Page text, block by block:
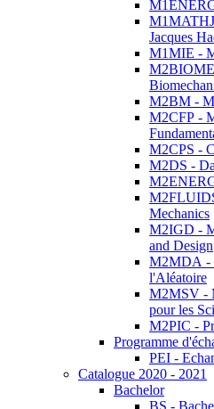
Jacques
M1MIE -
M2BM -
M2CFP -
M2CPS -
M2DS -
Mechanics
M2IGD -
and Design
M2MDA -
l'Aléatoire
M2MSV -
pour les
M2PIC -
Programme
PEI -
Catalogue 2020 - 2021
Bachelor
BS -